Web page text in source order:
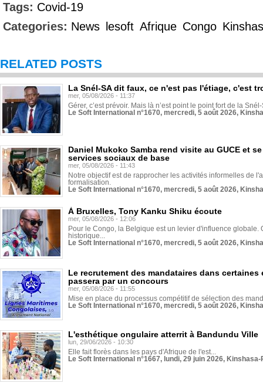
Tags: Covid-19
Categories: News lesoft Afrique Congo
RELATED POSTS
La Snél-SA dit faux, ce n'est pas l'étiage, c'est
mer, 05/08/2026 - 11:37
Gérer, c’est prévoir. Mais là n’est point le point fort de la
Le Soft International n°1670, mercredi, 5 août 2026,
Daniel Mukoko Samba rend visite au GUCE et
services sociaux de base
mer, 05/08/2026 - 11:43
Notre objectif est de rapprocher les activités informelles de
formalisation.
Le Soft International n°1670, mercredi, 5 août 2026,
À Bruxelles, Tony Kanku Shiku écoute
mer, 05/08/2026 - 12:06
Pour le Congo, la Belgique est un levier d'influence globale.
historique...
Le Soft International n°1670, mercredi, 5 août 2026,
Le recrutement des mandataires dans
passera par un concours
mer, 05/08/2026 - 11:55
Mise en place du processus compétitif de sélection des
Le Soft International n°1670, mercredi, 5 août 2026,
L'esthétique ongulaire atterrit à Bandundu Ville
lun, 29/06/2026 - 10:30
Elle fait florès dans les pays d'Afrique de l'est...
Le Soft International n°1667, lundi, 29 juin 2026,